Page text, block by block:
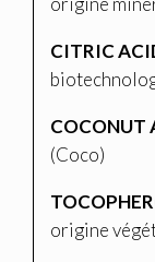
CITRIC
COCONUT
(Coco)
origine